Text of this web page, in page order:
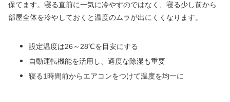
保てます。寝る直前に一気に冷やすのではなく、寝る少し前から
部屋全体を冷やしておくと温度のムラが出にくくなります。
設定温度は26～28℃を目安にする
自動運転機能を活用し、適度な除湿も重要
寝る1時間前からエアコンをつけて温度を均一に